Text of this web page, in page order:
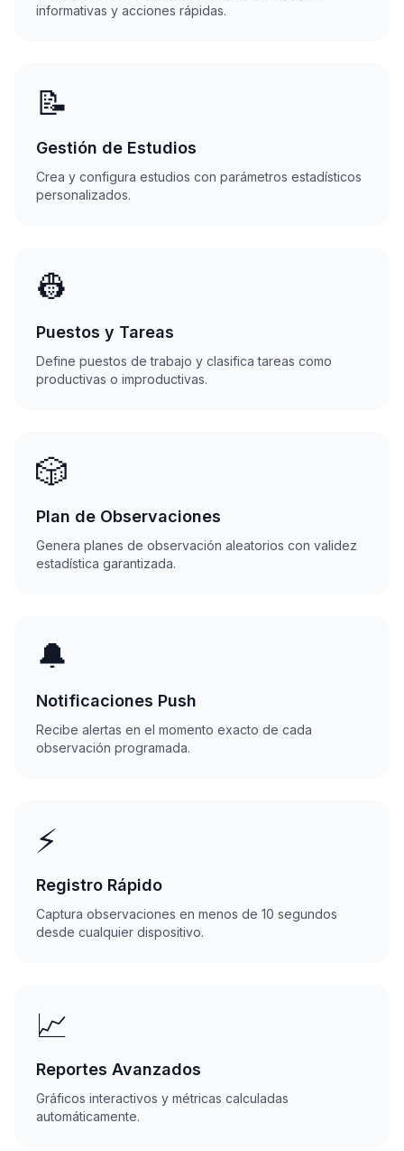
informativas y acciones rápidas.
📝
Gestión de Estudios
Crea y configura estudios con parámetros estadísticos
personalizados.
👷
Puestos y Tareas
Define puestos de trabajo y clasifica tareas como
productivas o improductivas.
🎲
Plan de Observaciones
Genera planes de observación aleatorios con validez
estadística garantizada.
🔔
Notificaciones Push
Recibe alertas en el momento exacto de cada
observación programada.
⚡
Registro Rápido
Captura observaciones en menos de 10 segundos
desde cualquier dispositivo.
📈
Reportes Avanzados
Gráficos interactivos y métricas calculadas
automáticamente.